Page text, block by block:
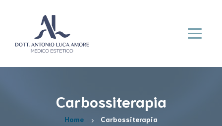
Carbossiterapia
Home Carbossiterapia